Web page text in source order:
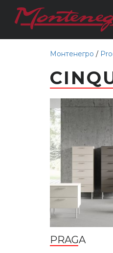
Монтенегро /
PRAGA